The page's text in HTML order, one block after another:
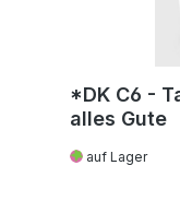
*DK C6 -
alles Gute
auf Lager